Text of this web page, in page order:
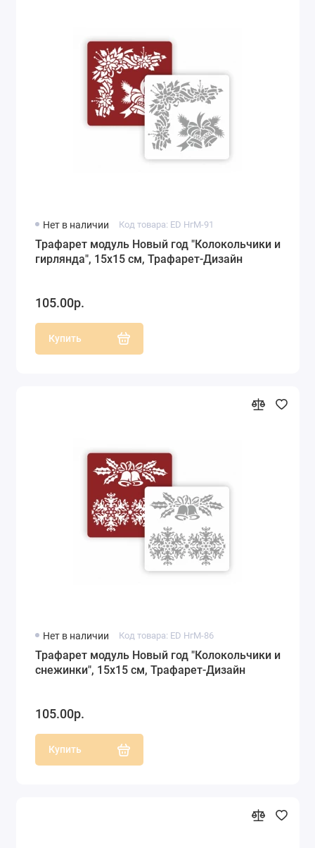
Нет в наличии Код товара: ED НгМ-91
Трафарет модуль Новый год "Колокольчики и
гирлянда", 15х15 см, Трафарет-Дизайн
105.00р.
Купить
Нет в наличии Код товара: ED НгМ-86
Трафарет модуль Новый год "Колокольчики и
снежинки", 15х15 см, Трафарет-Дизайн
105.00р.
Купить